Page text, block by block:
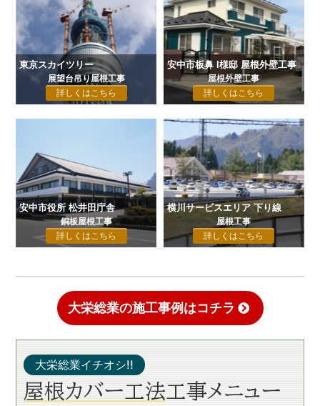
東京スカイツリー
展望台吊り屋根工事
詳しくはこちら
安中市板鼻 I様邸 屋根外壁工事
屋根外壁工事
詳しくはこちら
安中市役所 松井田庁舎
銅板屋根工事
詳しくはこちら
横川サービスエリア 下り線
屋根工事
詳しくはこちら
大栄総業の施工事例はコチラ
大栄総業イチオシ!!
屋根カバー工法工事メニュー